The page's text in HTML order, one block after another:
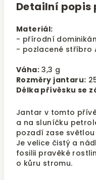
Detailní popis
Materiál:
- přírodní
- pozlacené stříbro
Váha: 3,3 g
Rozměry jantaru:
Délka přívěsku se
Jantar v tomto
a na sluníčku
pozadí zase
Je velice čistý a
fosilii pravěké
o kůru stromu.